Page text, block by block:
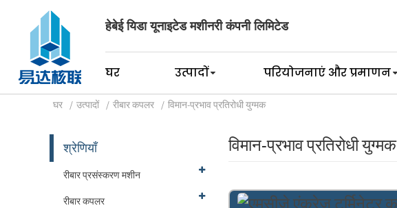
हेबेई यिडा यूनाइटेड मशीनरी कंपनी लिमिटेड
घर उत्पादों परियोजनाएं और प्रमाणन
घर उत्पादों रीबार कपलर विमान-प्रभाव प्रतिरोधी युग्मक
श्रेणियाँ
रीबार प्रसंस्करण मशीन
रीबार कपलर
विमान-प्रभाव प्रतिरोधी युग्मक